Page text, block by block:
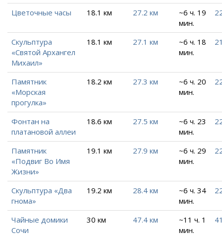
Цветочные часы 18.1 км 27.2 км
~6 ч. 19
мин.
Скульптура
«Святой Архангел
Михаил»
18.1 км 27.1 км
~6 ч. 18
мин.
Памятник
«Морская
прогулка»
18.2 км 27.3 км
~6 ч. 20
мин.
Фонтан на
платановой аллеи
18.6 км 27.5 км
~6 ч. 23
мин.
Памятник
«Подвиг Во Имя
Жизни»
19.1 км 27.9 км
~6 ч. 29
мин.
Скульптура «Два
гнома»
19.2 км 28.4 км
~6 ч. 34
мин.
Чайные домики
Сочи
30 км 47.4 км
~11 ч. 1
мин.